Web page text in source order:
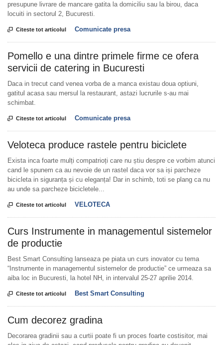
presupune livrare de mancare gatita la domiciliu sau la birou, daca
locuiti in sectorul 2, Bucuresti.
 Citeste tot articolul Comunicate presa
Pomello e una dintre primele firme ce ofera
servicii de catering in Bucuresti
Daca in trecut cand venea vorba de a manca existau doua optiuni,
gatitul acasa sau mersul la restaurant, astazi lucrurile s-au mai
schimbat.
 Citeste tot articolul Comunicate presa
Veloteca produce rastele pentru biciclete
Exista inca foarte mulți compatrioți care nu știu despre ce vorbim atunci
cand le spunem ca au nevoie de un rastel daca vor sa iși parcheze
bicicleta in siguranța și cu eleganța! Dar in schimb, toti se plang ca nu
au unde sa parcheze bicicletele...
 Citeste tot articolul VELOTECA
Curs Instrumente in managementul sistemelor
de productie
Best Smart Consulting lanseaza pe piata un curs inovator cu tema
“Instrumente in managementul sistemelor de productie” ce urmeaza sa
aiba loc in Bucuresti, la hotel NH, in intervalul 25-27 aprilie 2014.
 Citeste tot articolul Best Smart Consulting
Cum decorez gradina
Decorarea gradinii sau a curtii poate fi un proces foarte costisitor, mai